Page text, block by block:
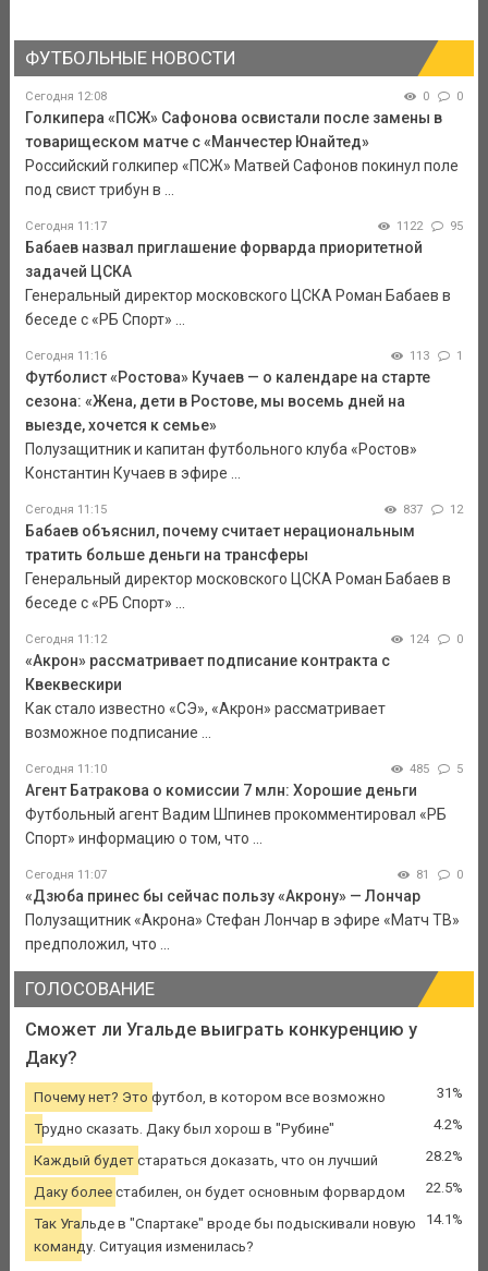
ФУТБОЛЬНЫЕ НОВОСТИ
Сегодня 12:08 0 0
Голкипера «ПСЖ» Сафонова освистали после замены в
товарищеском матче с «Манчестер Юнайтед»
Российский голкипер «ПСЖ» Матвей Сафонов покинул поле
под свист трибун в ...
Сегодня 11:17 1122 95
Бабаев назвал приглашение форварда приоритетной
задачей ЦСКА
Генеральный директор московского ЦСКА Роман Бабаев в
беседе с «РБ Спорт» ...
Сегодня 11:16 113 1
Футболист «Ростова» Кучаев — о календаре на старте
сезона: «Жена, дети в Ростове, мы восемь дней на
выезде, хочется к семье»
Полузащитник и капитан футбольного клуба «Ростов»
Константин Кучаев в эфире ...
Сегодня 11:15 837 12
Бабаев объяснил, почему считает нерациональным
тратить больше деньги на трансферы
Генеральный директор московского ЦСКА Роман Бабаев в
беседе с «РБ Спорт» ...
Сегодня 11:12 124 0
«Акрон» рассматривает подписание контракта с
Квеквескири
Как стало известно «СЭ», «Акрон» рассматривает
возможное подписание ...
Сегодня 11:10 485 5
Агент Батракова о комиссии 7 млн: Хорошие деньги
Футбольный агент Вадим Шпинев прокомментировал «РБ
Спорт» информацию о том, что ...
Сегодня 11:07 81 0
«Дзюба принес бы сейчас пользу «Акрону» — Лончар
Полузащитник «Акрона» Стефан Лончар в эфире «Матч ТВ»
предположил, что ...
ГОЛОСОВАНИЕ
Сможет ли Угальде выиграть конкуренцию у
Даку?
Почему нет? Это футбол, в котором все возможно 31%
Трудно сказать. Даку был хорош в "Рубине" 4.2%
Каждый будет стараться доказать, что он лучший 28.2%
Даку более стабилен, он будет основным форвардом 22.5%
Так Угальде в "Спартаке" вроде бы подыскивали новую
команду. Ситуация изменилась?
14.1%